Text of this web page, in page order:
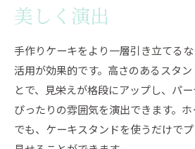
美しく演出
手作りケーキをより一層引き立てる
活用が効果的です。高さのあるスタ
とで、見栄えが格段にアップし、パ
ぴったりの雰囲気を演出できます。
でも、ケーキスタンドを使うだけで